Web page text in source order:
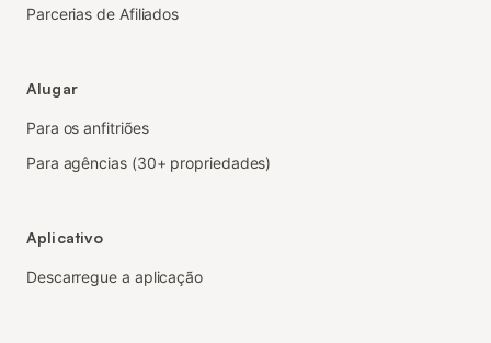
Parcerias de Afiliados
Alugar
Para os anfitriões
Para agências (30+ propriedades)
Aplicativo
Descarregue a aplicação